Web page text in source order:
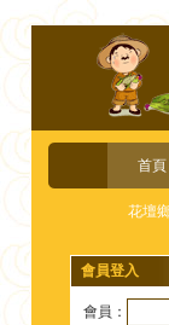
首頁
花壇
會員登入
會員：